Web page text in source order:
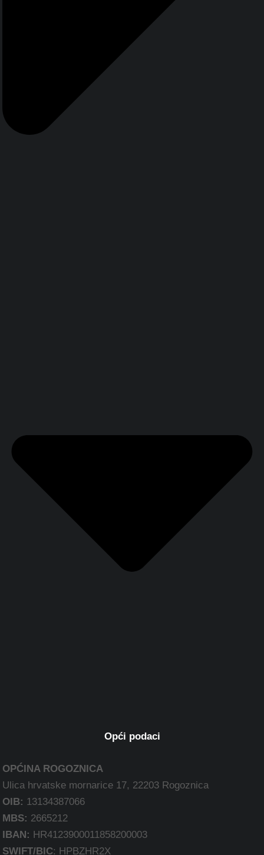
Opći podaci
OPĆINA ROGOZNICA
Ulica hrvatske mornarice 17, 22203 Rogoznica
OIB: 13134387066
MBS: 2665212
IBAN: HR4123900011858200003
SWIFT/BIC: HPBZHR2X